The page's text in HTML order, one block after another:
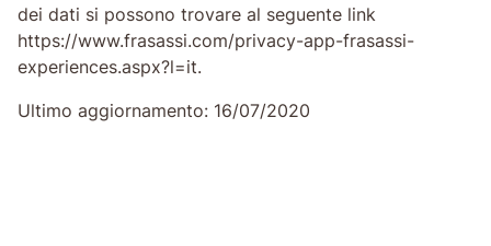
dei dati si possono trovare al seguente link
https://www.frasassi.com/privacy-app-frasassi-
experiences.aspx?l=it.
Ultimo aggiornamento: 16/07/2020